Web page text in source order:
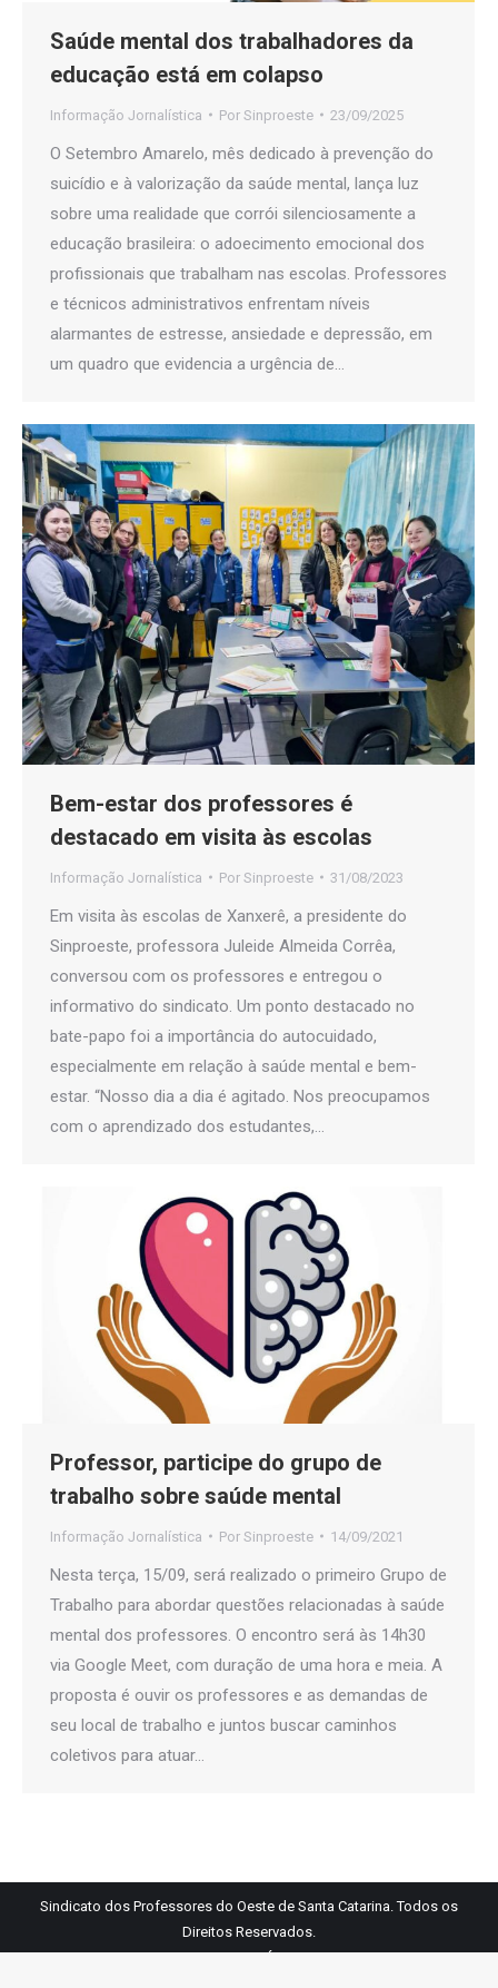
Saúde mental dos trabalhadores da
educação está em colapso
Informação Jornalística Por Sinproeste 23/09/2025
O Setembro Amarelo, mês dedicado à prevenção do
suicídio e à valorização da saúde mental, lança luz
sobre uma realidade que corrói silenciosamente a
educação brasileira: o adoecimento emocional dos
profissionais que trabalham nas escolas. Professores
e técnicos administrativos enfrentam níveis
alarmantes de estresse, ansiedade e depressão, em
um quadro que evidencia a urgência de…
Bem-estar dos professores é
destacado em visita às escolas
Informação Jornalística Por Sinproeste 31/08/2023
Em visita às escolas de Xanxerê, a presidente do
Sinproeste, professora Juleide Almeida Corrêa,
conversou com os professores e entregou o
informativo do sindicato. Um ponto destacado no
bate-papo foi a importância do autocuidado,
especialmente em relação à saúde mental e bem-
estar. “Nosso dia a dia é agitado. Nos preocupamos
com o aprendizado dos estudantes,…
Professor, participe do grupo de
trabalho sobre saúde mental
Informação Jornalística Por Sinproeste 14/09/2021
Nesta terça, 15/09, será realizado o primeiro Grupo de
Trabalho para abordar questões relacionadas à saúde
mental dos professores. O encontro será às 14h30
via Google Meet, com duração de uma hora e meia. A
proposta é ouvir os professores e as demandas de
seu local de trabalho e juntos buscar caminhos
coletivos para atuar…
Sindicato dos Professores do Oeste de Santa Catarina. Todos os
Direitos Reservados.